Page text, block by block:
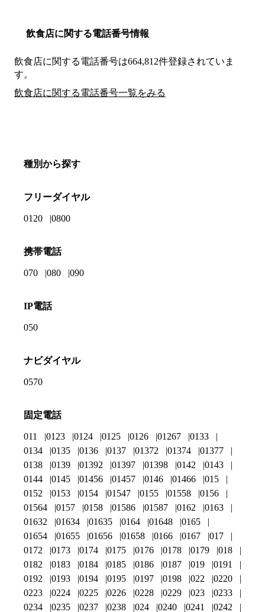
飲食店に関する電話番号情報
飲食店に関する電話番号は664,812件登録されていま
す。
飲食店に関する電話番号一覧をみる
種別から探す
フリーダイヤル
0120 0800
携帯電話
070 080 090
IP電話
050
ナビダイヤル
0570
固定電話
011 0123 0124 0125 0126 01267
0133
0134
0135 0136 0137 01372 01374
01377
0138
0139 01392 01397 01398 0142
0143
0144
0145 01456 01457 0146 01466
015
0152
0153 0154 01547 0155 01558
0156
01564
0157 0158 01586 01587 0162
0163
01632
01634 01635 0164 01648
0165
01654
01655 01656 01658 0166 0167
017
0172
0173 0174 0175 0176 0178 0179
018
0182
0183 0184 0185 0186 0187 019
0191
0192
0193 0194 0195 0197 0198 022
0220
0223
0224 0225 0226 0228 0229 023
0233
0234
0235 0237 0238 024 0240 0241 0242